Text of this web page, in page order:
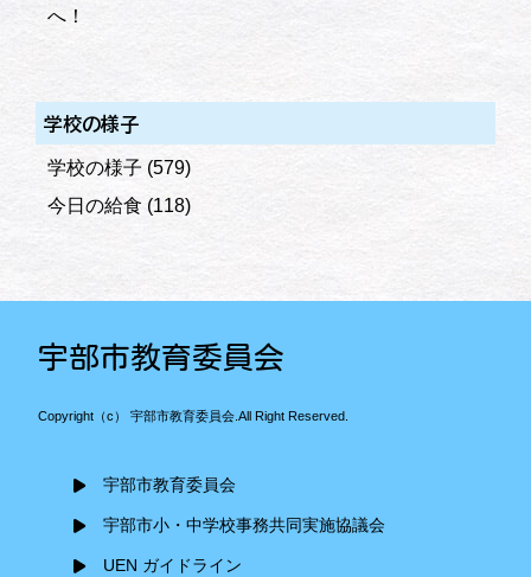
へ！
学校の様子
学校の様子 (579)
今日の給食 (118)
宇部市教育委員会
Copyright（c） 宇部市教育委員会.All Right Reserved.
宇部市教育委員会
宇部市小・中学校事務共同実施協議会
UEN ガイドライン